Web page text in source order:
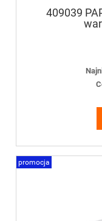
409039
promocja